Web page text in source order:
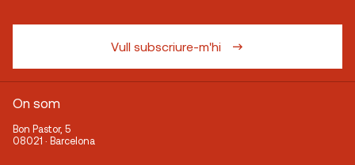
Vull subscriure-m'hi
On som
Bon Pastor, 5
08021 · Barcelona